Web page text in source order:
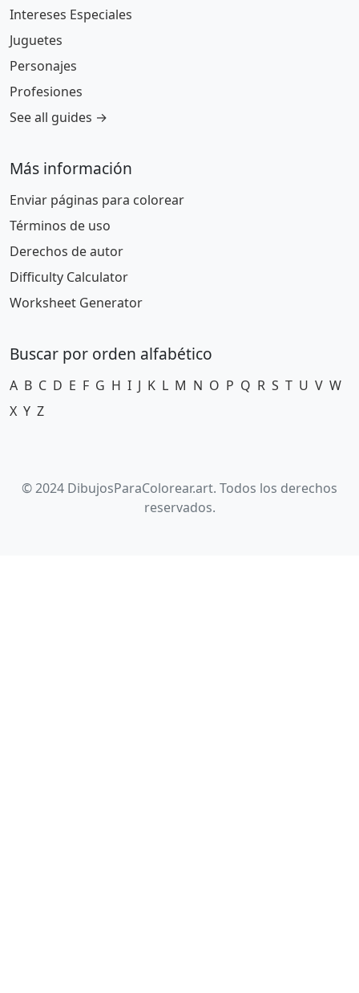
Intereses Especiales
Juguetes
Personajes
Profesiones
See all guides →
Más información
Enviar páginas para colorear
Términos de uso
Derechos de autor
Difficulty Calculator
Worksheet Generator
Buscar por orden alfabético
A B C D E F G H I J K L M N O P Q R S T U V W
X Y Z
© 2024 DibujosParaColorear.art. Todos los derechos
reservados.